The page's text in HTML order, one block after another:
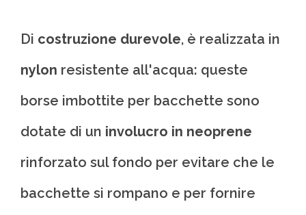
Di costruzione durevole, è realizzata in
nylon resistente all'acqua: queste
borse imbottite per bacchette sono
dotate di un involucro in neoprene
rinforzato sul fondo per evitare che le
bacchette si rompano e per fornire